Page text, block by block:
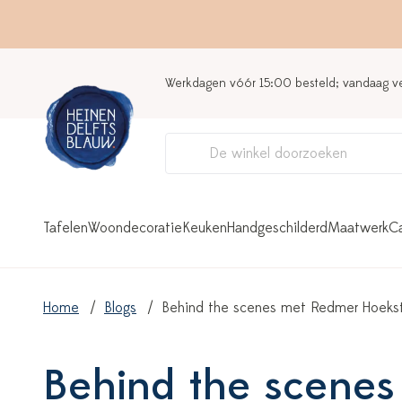
Werkdagen vóór 15:00 besteld; vandaag
TafelenWoondecoratieKeukenHandgeschilderdMaatwerk
Home Blogs Behind the scenes met Redmer
Behind the